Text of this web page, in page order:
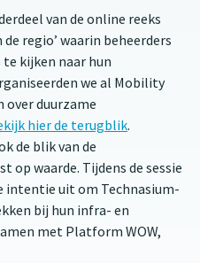
van de online reeks
regio’ waarin beheerders
kijken naar hun
we al Mobility
over duurzame
hier de terugblik.
de blik van de
op waarde. Tijdens de sessie
intentie uit om Technasium-
bij hun infra- en
met Platform WOW,